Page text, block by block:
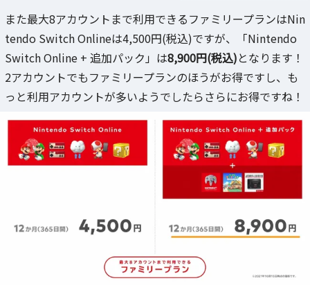
また最大8アカウントまで利用できるファミリープランはNin
tendo Switch Onlineは4,500円(税込)ですが、「Nintendo
Switch Online + 追加パック」は8,900円(税込)となります！
2アカウントでもファミリープランのほうがお得ですし、も
っと利用アカウントが多いようでしたらさらにお得ですね！